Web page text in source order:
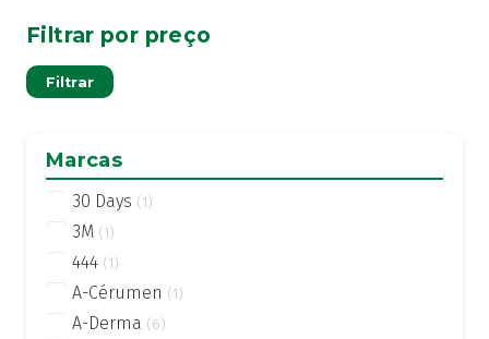
Filtrar por preço
Filtrar
Marcas
30 Days (1)
3M (1)
444 (1)
A-Cérumen (1)
A-Derma (6)